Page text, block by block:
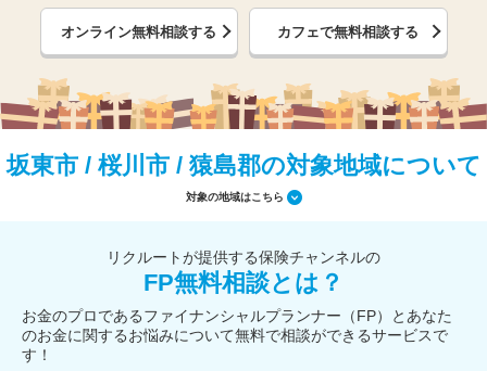
オンライン無料相談する カフェで無料相談する
坂東市 / 桜川市 / 猿島郡の対象地域について
対象の地域はこちら
リクルートが提供する保険チャンネルの
FP無料相談とは？
お金のプロであるファイナンシャルプランナー（FP）とあなた
のお金に関するお悩みについて無料で相談ができるサービスで
す！